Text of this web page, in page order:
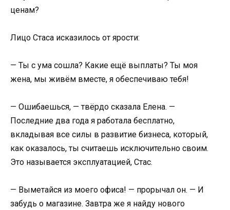
ценам?
Лицо Стаса исказилось от ярости:
— Ты с ума сошла? Какие ещё выплаты? Ты моя
жена, мы живём вместе, я обеспечиваю тебя!
— Ошибаешься, — твёрдо сказала Елена. —
Последние два года я работала бесплатно,
вкладывая все силы в развитие бизнеса, который,
как оказалось, ты считаешь исключительно своим.
Это называется эксплуатацией, Стас.
— Выметайся из моего офиса! — прорычал он. — И
забудь о магазине. Завтра же я найду нового